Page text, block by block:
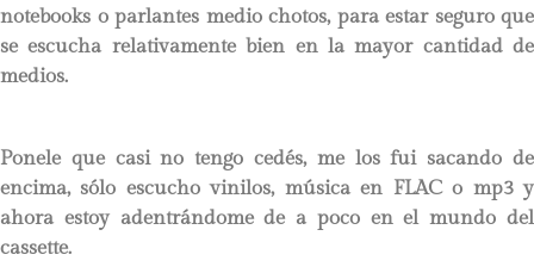
notebooks o parlantes medio chotos, para estar seguro que
se escucha relativamente bien en la mayor cantidad de
medios.
Ponele que casi no tengo cedés, me los fui sacando de
encima, sólo escucho vinilos, música en FLAC o mp3 y
ahora estoy adentrándome de a poco en el mundo del
cassette.